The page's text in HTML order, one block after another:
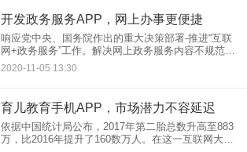
开发政务服务APP，网上办事更便捷
响应党中央、国务院作出的重大决策部署-推进“互联
网+政务服务”工作。解决网上政务服务内容不规范、
服务不便捷，网上政务服务平台不互通、数据不共
享，线上线下联通不畅，政务服务的标准化规范化
2020-11-05 13:30
育儿教育手机APP，市场潜力不容延迟
依据中国统计局公布，2017年第二胎总数升高至883
万，比2016年提升了160数万人。在这一互联网大数